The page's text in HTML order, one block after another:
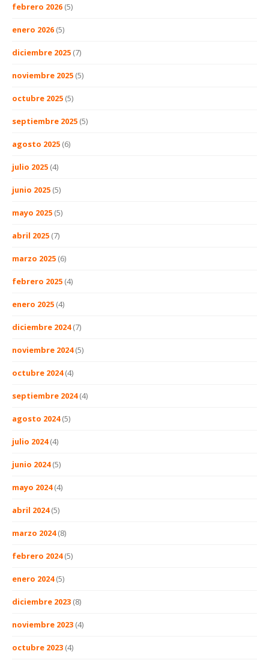
febrero 2026 (5)
enero 2026 (5)
diciembre 2025 (7)
noviembre 2025 (5)
octubre 2025 (5)
septiembre 2025 (5)
agosto 2025 (6)
julio 2025 (4)
junio 2025 (5)
mayo 2025 (5)
abril 2025 (7)
marzo 2025 (6)
febrero 2025 (4)
enero 2025 (4)
diciembre 2024(7)
noviembre 2024(5)
octubre 2024(4)
septiembre 2024(4)
agosto 2024(5)
julio 2024(4)
junio 2024(5)
mayo 2024(4)
abril 2024(5)
marzo 2024(8)
febrero 2024(5)
enero 2024(5)
diciembre 2023 (8)
noviembre 2023 (4)
octubre 2023 (4)